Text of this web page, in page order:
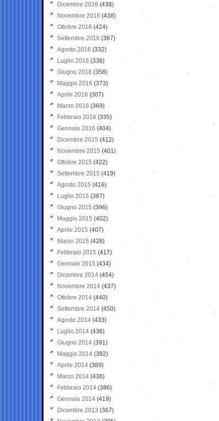
Dicembre 2016 (438)
Novembre 2016 (438)
Ottobre 2016 (424)
Settembre 2016 (367)
Agosto 2016 (332)
Luglio 2016 (336)
Giugno 2016 (358)
Maggio 2016 (373)
Aprile 2016 (307)
Marzo 2016 (369)
Febbraio 2016 (335)
Gennaio 2016 (404)
Dicembre 2015 (412)
Novembre 2015 (401)
Ottobre 2015 (422)
Settembre 2015 (419)
Agosto 2015 (416)
Luglio 2015 (387)
Giugno 2015 (396)
Maggio 2015 (402)
Aprile 2015 (407)
Marzo 2015 (428)
Febbraio 2015 (417)
Gennaio 2015 (434)
Dicembre 2014 (454)
Novembre 2014 (437)
Ottobre 2014 (440)
Settembre 2014 (450)
Agosto 2014 (433)
Luglio 2014 (436)
Giugno 2014 (391)
Maggio 2014 (392)
Aprile 2014 (389)
Marzo 2014 (436)
Febbraio 2014 (386)
Gennaio 2014 (419)
Dicembre 2013 (367)